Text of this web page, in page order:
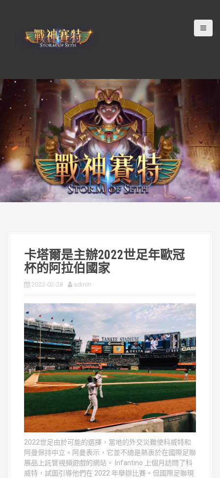
卡塔爾是主辦2022世足年歐冠
杯的阿拉伯國家
2022-02-28 admin
2022世足由於可能的選擇，當地的外交災難使科威特和
阿曼保持中立。阿曼表示，它並不總是熱衷於在國際足聯
展品上託管視頻遊戲的網站。 Infantino 上個月訪問了科
威特，試圖引導他們在 2022 年舉辦比賽。但國際足聯現